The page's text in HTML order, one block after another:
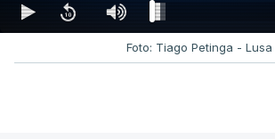
Foto: Tiago Petinga - Lusa